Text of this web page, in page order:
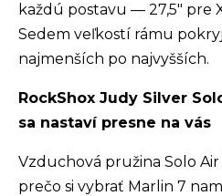
každú postavu — 27,5" pre
Sedem veľkostí rámu
najmenších po najvyšších.
RockShox Judy Silver
sa nastaví presne na vás
Vzduchová pružina Solo
prečo si vybrať Marlin 7